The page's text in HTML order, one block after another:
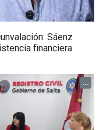
Sáenz
financiera
...